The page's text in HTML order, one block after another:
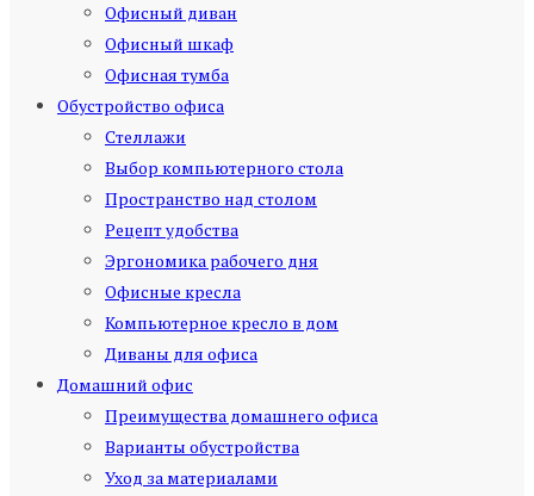
Офисный диван
Офисный шкаф
Офисная тумба
Обустройство офиса
Стеллажи
Выбор компьютерного стола
Пространство над столом
Рецепт удобства
Эргономика рабочего дня
Офисные кресла
Компьютерное кресло в дом
Диваны для офиса
Домашний офис
Преимущества домашнего офиса
Варианты обустройства
Уход за материалами